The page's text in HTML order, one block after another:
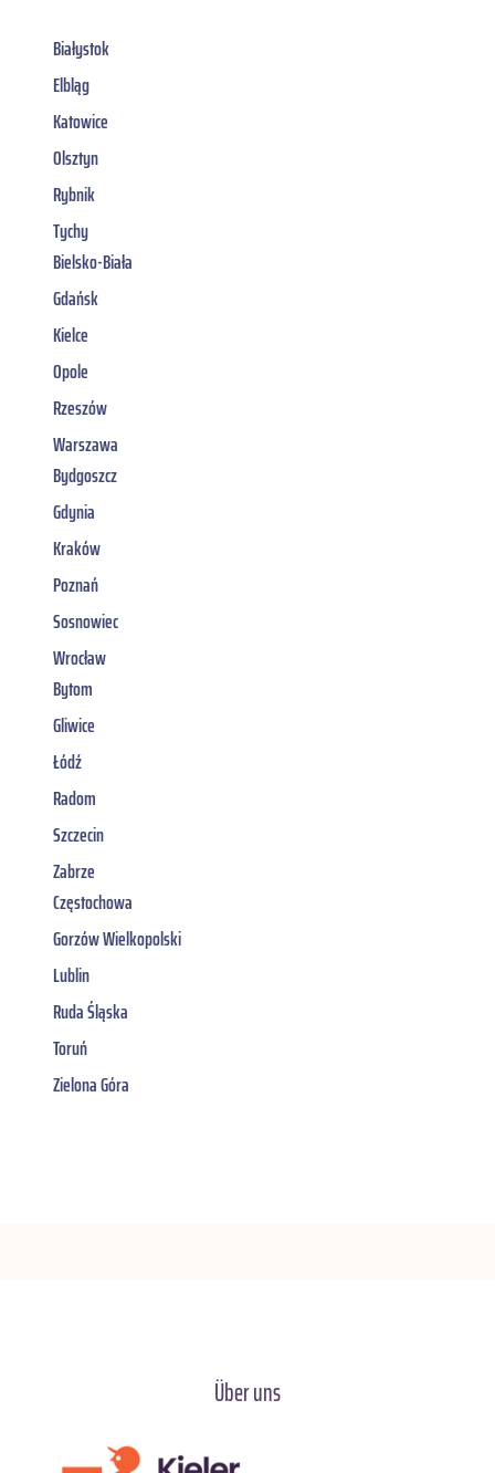
Białystok
Elbląg
Katowice
Olsztyn
Rybnik
Tychy
Bielsko-Biała
Gdańsk
Kielce
Opole
Rzeszów
Warszawa
Bydgoszcz
Gdynia
Kraków
Poznań
Sosnowiec
Wrocław
Bytom
Gliwice
Łódź
Radom
Szczecin
Zabrze
Częstochowa
Gorzów Wielkopolski
Lublin
Ruda Śląska
Toruń
Zielona Góra
Über uns